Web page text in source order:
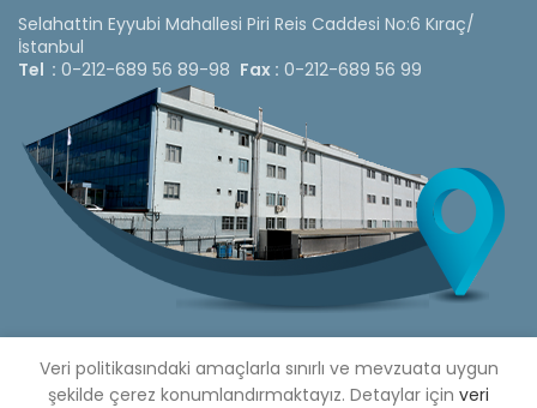
Selahattin Eyyubi Mahallesi Piri Reis Caddesi No:6 Kıraç/
İstanbul
Tel : 0-212-689 56 89-98 Fax : 0-212-689 56 99
Veri politikasındaki amaçlarla sınırlı ve mevzuata uygun
şekilde çerez konumlandırmaktayız. Detaylar için veri